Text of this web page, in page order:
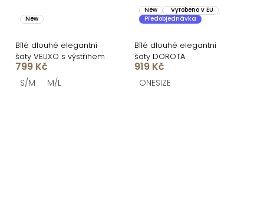
New
Bílé dlouhé elegantní
šaty VELIXO s výstřihem
799 Kč
S/M M/L
New
Vyrobeno v EU
Předobjednávka
Bílé dlouhé elegantní
šaty DOROTA
919 Kč
ONESIZE